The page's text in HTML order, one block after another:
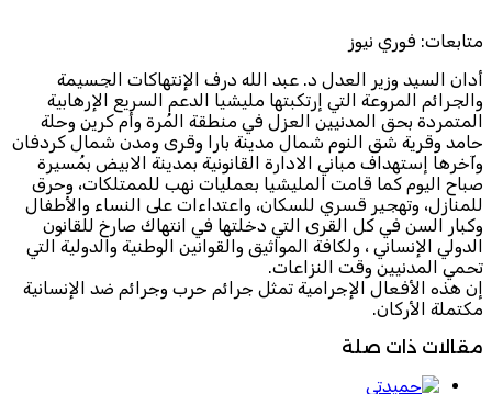
متابعات: فوري نيوز
أدان السيد وزير العدل د. عبد الله درف الإنتهاكات الجسيمة
والجرائم المروعة التي إرتكبتها مليشيا الدعم السريع الإرهابية
المتمردة بحق المدنيين العزل في منطقة المُرة وأم كرين وحلة
حامد وقرية شق النوم شمال مدينة بارا وقرى ومدن شمال كردفان
وآخرها إستهداف مباني الادارة القانونية بمدينة الابيض بمُسيرة
صباح اليوم كما قامت المليشيا بعمليات نهب للممتلكات، وحرق
للمنازل، وتهجير قسري للسكان، واعتداءات على النساء والأطفال
وكبار السن في كل القرى التي دخلتها في انتهاك صارخ للقانون
الدولي الإنساني ، ولكافة المواثيق والقوانين الوطنية والدولية التي
تحمي المدنيين وقت النزاعات.
إن هذه الأفعال الإجرامية تمثل جرائم حرب وجرائم ضد الإنسانية
مكتملة الأركان.
مقالات ذات صلة